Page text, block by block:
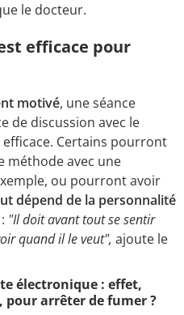
le docteur.
efficace pour
motivé, une séance
de discussion avec le
Certains pourront
méthode avec une
ou pourront avoir
dépend de la personnalité
: "Il doit avant tout se sentir
quand il le veut", ajoute le
électronique : effet,
pour arrêter de fumer ?